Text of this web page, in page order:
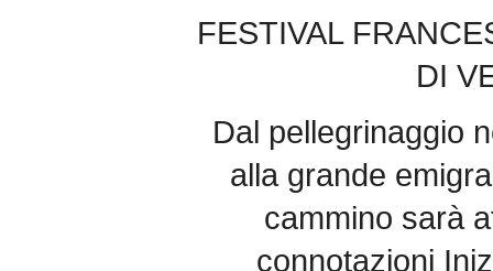
FESTIVAL
DI
Dal pellegrinaggio
alla grande
cammino sarà
connotazioni